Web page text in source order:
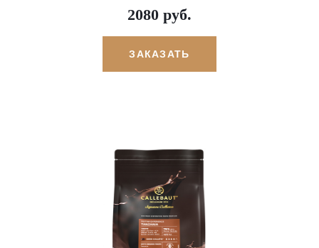
2080 руб.
ЗАКАЗАТЬ